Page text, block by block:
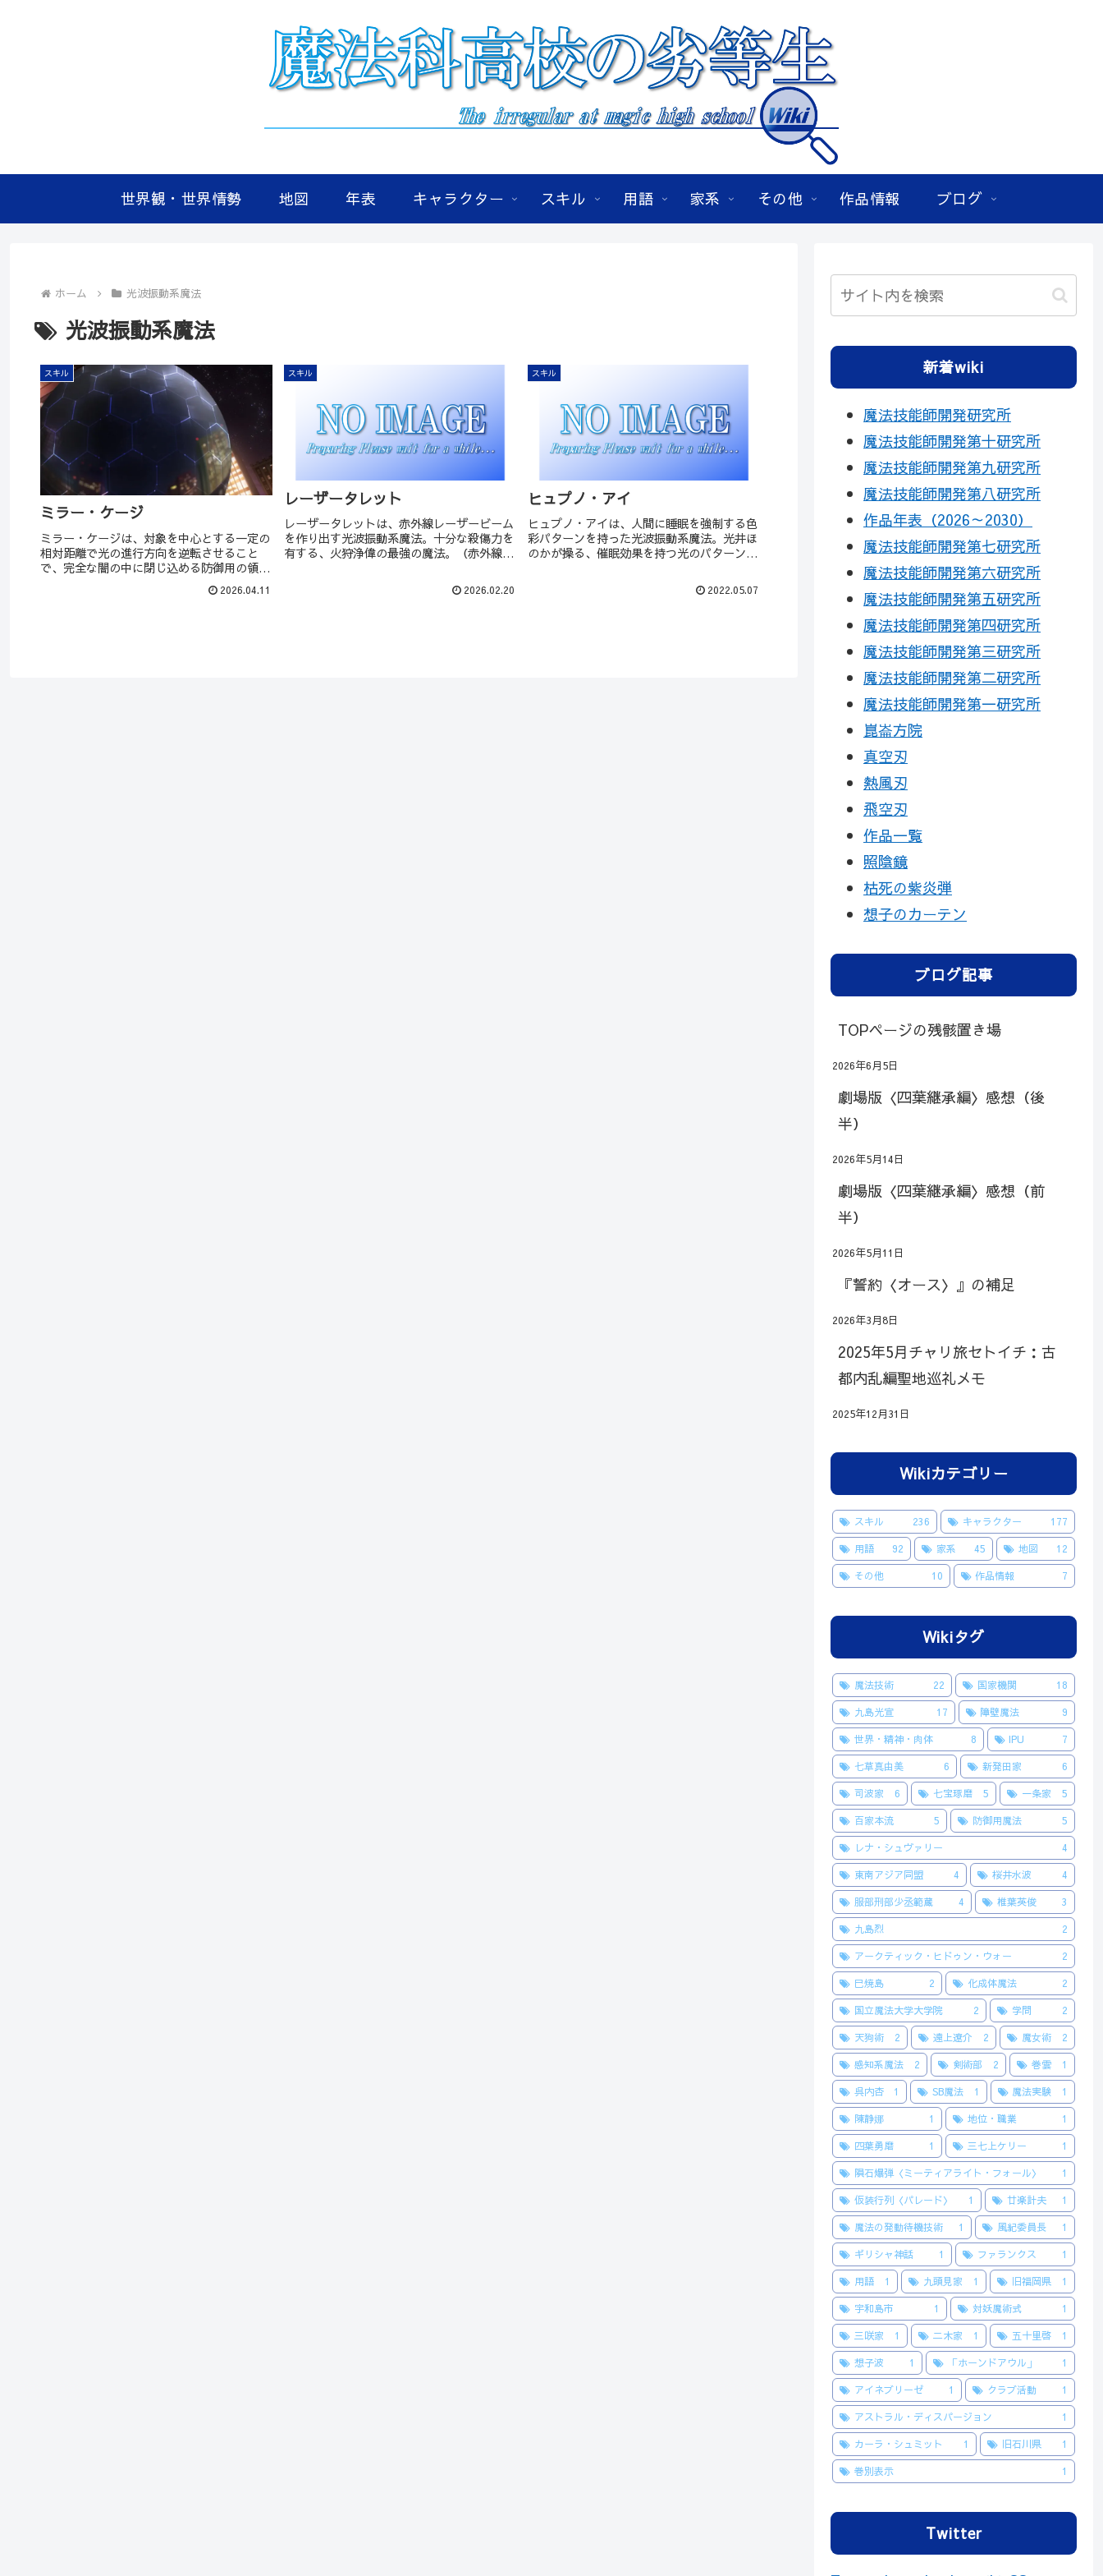
世界観・世界情勢 地図 年表 キャラクター スキル 用語 家系 その他 作品情報 ブログ
ホーム 光波振動系魔法
光波振動系魔法
スキル
ミラー・ケージ
ミラー・ケージは、対象を中心とする一定の
相対距離で光の進行方向を逆転させること
で、完全な闇の中に閉じ込める防御用の領域
2026.04.11
スキル
レーザータレット
レーザータレットは、赤外線レーザービーム
を作り出す光波振動系魔法。十分な殺傷力を
有する、火狩浄偉の最強の魔法。（赤外線な
2026.02.20
スキル
ヒュプノ・アイ
ヒュプノ・アイは、人間に睡眠を強制する色
彩パターンを持った光波振動系魔法。光井ほ
のかが操る、催眠効果を持つ光のパターンで
を試すような、ありとあらゆる色を帯びた光
の粒子が明滅しながら敵の視界の全てを塞い
2022.05.07
新着wiki
魔法技能師開発研究所
魔法技能師開発第十研究所
魔法技能師開発第九研究所
魔法技能師開発第八研究所
作品年表（2026～2030）
魔法技能師開発第七研究所
魔法技能師開発第六研究所
魔法技能師開発第五研究所
魔法技能師開発第四研究所
魔法技能師開発第三研究所
魔法技能師開発第二研究所
魔法技能師開発第一研究所
崑崙方院
真空刃
熱風刃
飛空刃
作品一覧
照陰鏡
枯死の紫炎弾
想子のカーテン
ブログ記事
TOPページの残骸置き場
2026年6月5日
劇場版〈四葉継承編〉感想（後
半）
2026年5月14日
劇場版〈四葉継承編〉感想（前
半）
2026年5月11日
『誓約〈オース〉』の補足
2026年3月8日
2025年5月チャリ旅セトイチ：古
都内乱編聖地巡礼メモ
2025年12月31日
Wikiカテゴリー
スキル 236 キャラクター 177
用語 92 家系 45 地図 12
その他 10 作品情報 7
Wikiタグ
魔法技術 22 国家機関 18
九島光宣 17 障壁魔法 9
世界・精神・肉体 8 IPU 7
七草真由美 6 新発田家 6
司波家 6 七宝琢磨 5 一条家 5
百家本流 5 防御用魔法 5
レナ・シュヴァリー 4
東南アジア同盟 4 桜井水波 4
服部刑部少丞範蔵 4 椎葉英俊 3
九島烈 2
アークティック・ヒドゥン・ウォー 2
巳焼島 2 化成体魔法 2
国立魔法大学大学院 2 学問 2
天狗術 2 遠上遼介 2 魔女術 2
感知系魔法 2 剣術部 2 巻雲 1
呉内杏 1 SB魔法 1 魔法実験 1
陳静娜 1 地位・職業 1
四葉勇磨 1 三七上ケリー 1
隕石爆弾〈ミーティアライト・フォール〉 1
仮装行列〈パレード〉 1 廿楽計夫 1
魔法の発動待機技術 1 風紀委員長 1
ギリシャ神話 1 ファランクス 1
用語 1 九頭見家 1 旧福岡県 1
宇和島市 1 対妖魔術式 1
三咲家 1 二木家 1 五十里啓 1
想子波 1 「ホーンドアウル」 1
アイネブリーゼ 1 クラブ活動 1
アストラル・ディスパージョン 1
カーラ・シュミット 1 旧石川県 1
巻別表示 1
Twitter